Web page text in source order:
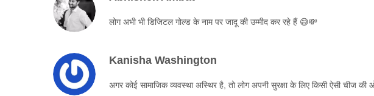
लोग अभी भी डिजिटल गोल्ड के नाम पर जादू की उम्मीद कर रहे हैं 😅💸
Kanisha Washington
अगर कोई सामाजिक व्यवस्था अस्थिर है, तो लोग अपनी सुरक्षा के लिए किसी ऐसी चीज की